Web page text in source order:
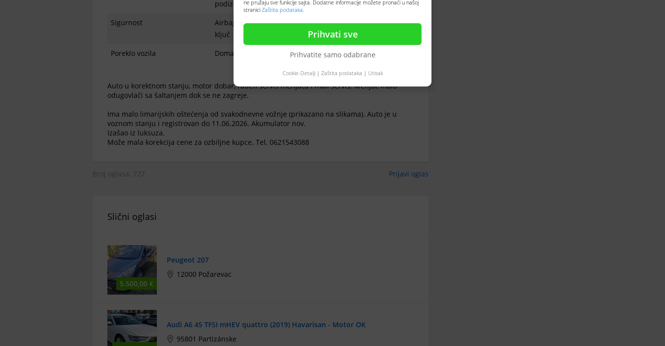
ne pružaju sve funkcije sajta. Dodatne informacije možete pronaći u našoj
stranici Zaštita podataka
Prihvati sve
Prihvatite samo odabrane
Cookie-Detalji| Zaštita podataka | Utisak
podizači, ISOFIX
Sigurnost
Airbag za vozača, Airbag za suvozača, Bočni airbag, Kodiran
ključ
Poreklo vozila
Domaće tablice
Auto u korektnom stanju, motor dobar, rađen servis menjača i mali servis. Menjač malo
odugovlači sa šaltanjem dok se ne zagreje.
Ima malo limarijskih oštećenja od svakodnevne vožnje (prikazano na slikama). Auto je u
voznom stanju i registrovan do 11.06.2026. Akumulator nov.
Izašao iz luksuza.
Može mala korekcija cene za ozbiljne kupce. Tel. 0621543088
Broj oglasa: 727 Prijavi oglas
Slični oglasi
5.500,00 €
Peugeot 207
12000 Požarevac
Audi A6 45 TFSI mHEV quattro (2019) Havarisan - Motor OK
95801 Partizánske